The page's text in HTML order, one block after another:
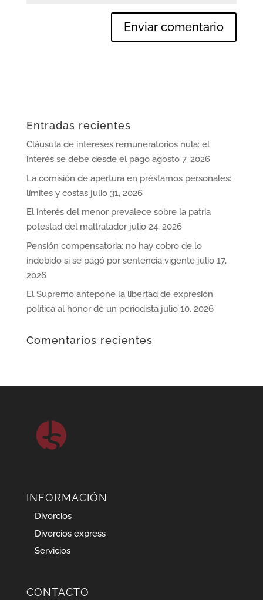
Entradas recientes
Cláusula de intereses remuneratorios nula: el
interés se debe desde el pago agosto 7, 2026
La comisión de apertura en préstamos personales:
límites y costas julio 31, 2026
El interés del menor prevalece sobre la patria
potestad del maltratador julio 24, 2026
Pensión compensatoria: no hay cobro de lo
indebido si se pagó por sentencia vigente julio 17,
2026
El Supremo antepone la libertad de expresión
política al honor de un periodista julio 10, 2026
Comentarios recientes
INFORMACIÓN
Divorcios
Divorcios express
Servicios
CONTACTO